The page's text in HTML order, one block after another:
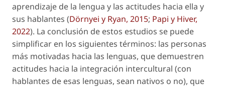
aprendizaje de la lengua y las actitudes hacia ella y
sus hablantes (Dörnyei y Ryan, 2015; Papi y Hiver,
2022). La conclusión de estos estudios se puede
simplificar en los siguientes términos: las personas
más motivadas hacia las lenguas, que demuestren
actitudes hacia la integración intercultural (con
hablantes de esas lenguas, sean nativos o no), que